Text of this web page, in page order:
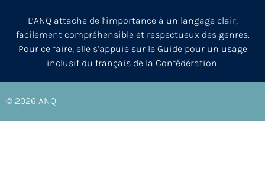
L’ANQ attache de l’importance à un langage clair,
facilement compréhensible et respectueux des genres.
Pour ce faire, elle s’appuie sur le Guide pour un usage
inclusif du français de la Confédération.
© 2026 ANQ